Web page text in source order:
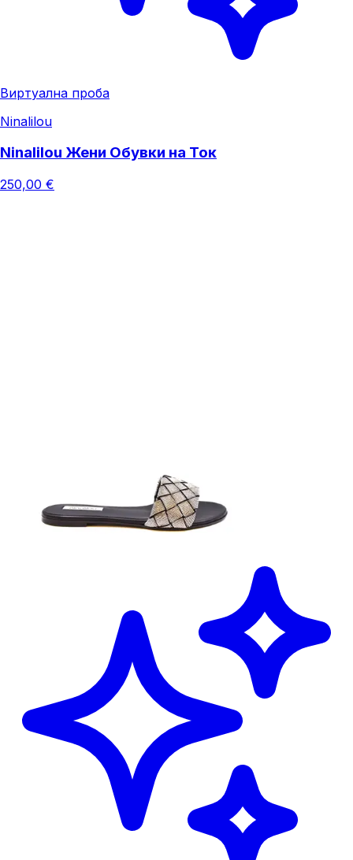
Виртуална проба
Ninalilou
Ninalilou Жени Обувки на Ток
250,00 €